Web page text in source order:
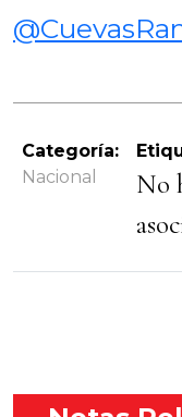
Categoría:
Nacional
No